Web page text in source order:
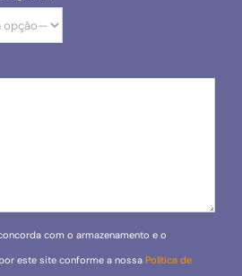
com o armazenamento e o
este site conforme a nossa Política de